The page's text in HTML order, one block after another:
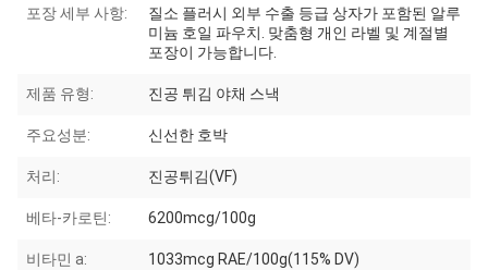
포장 세부 사항:
질소 플러시 외부 수출 등급 상자가 포함된 알루
미늄 호일 파우치. 맞춤형 개인 라벨 및 계절별
포장이 가능합니다.
제품 유형: 진공 튀김 야채 스낵
주요성분: 신선한 호박
처리: 진공튀김(VF)
베타-카로틴: 6200mcg/100g
비타민 a: 1033mcg RAE/100g(115% DV)